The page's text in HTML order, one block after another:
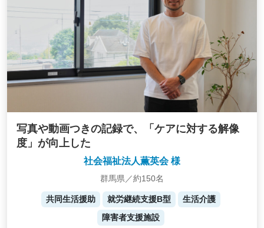
写真や動画つきの記録で、「ケアに対する解像
度」が向上した
社会福祉法人薫英会 様
群馬県／約150名
共同生活援助 就労継続支援B型
生活介護
障害者支援施設